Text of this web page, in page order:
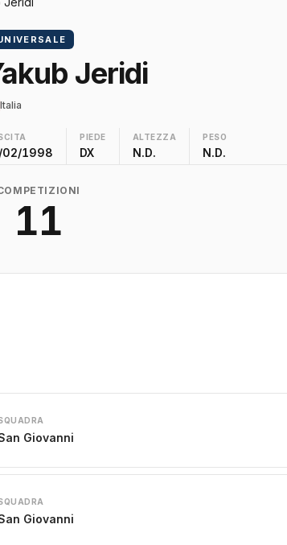
Jeridi
Italia
02/1998
PIEDE
DX
ALTEZZA
N.D.
PESO
N.D.
11
Giovanni
Giovanni